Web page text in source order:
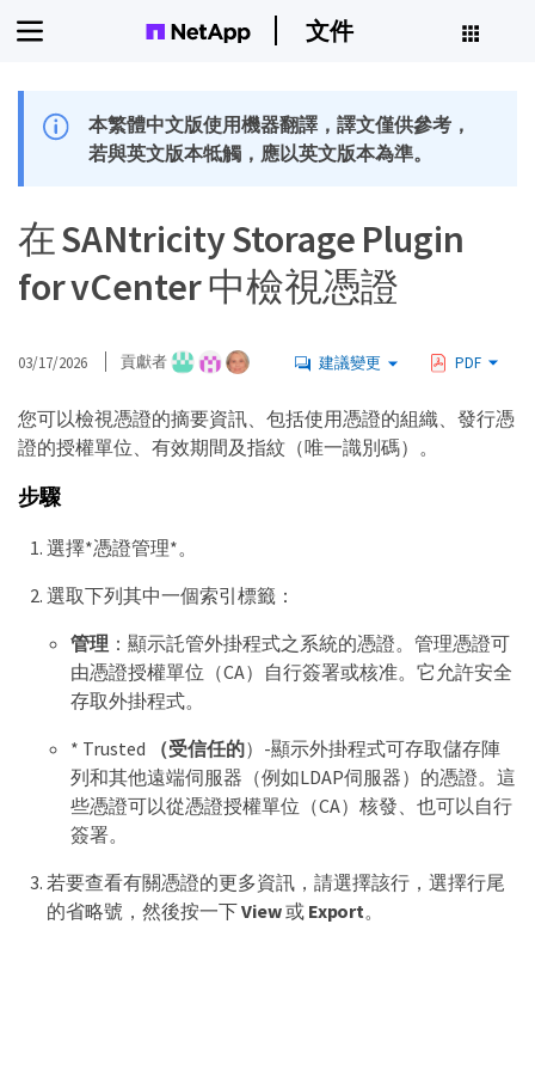
文件
本繁體中文版使用機器翻譯，譯文僅供參考，
若與英文版本牴觸，應以英文版本為準。
在 SANtricity Storage Plugin
for vCenter 中檢視憑證
03/17/2026 貢獻者 建議變更 PDF
您可以檢視憑證的摘要資訊、包括使用憑證的組織、發行憑
證的授權單位、有效期間及指紋（唯一識別碼）。
步驟
選擇*憑證管理*。
選取下列其中一個索引標籤：
管理 ：顯示託管外掛程式之系統的憑證。管理憑證可
由憑證授權單位（CA）自行簽署或核准。它允許安全
存取外掛程式。
* Trusted
（受信任的）-顯示外掛程式可存取儲存陣
列和其他遠端伺服器（例如LDAP伺服器）的憑證。這
些憑證可以從憑證授權單位（CA）核發、也可以自行
簽署。
若要查看有關憑證的更多資訊，請選擇該行，選擇行尾
的省略號，然後按一下View或 Export。